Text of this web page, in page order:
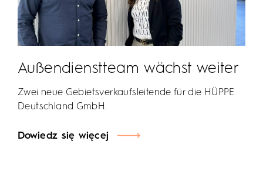
Außendienstteam wächst weiter
Zwei neue Gebietsverkaufsleitende für die HÜPPE
Deutschland GmbH.
Dowiedz się więcej